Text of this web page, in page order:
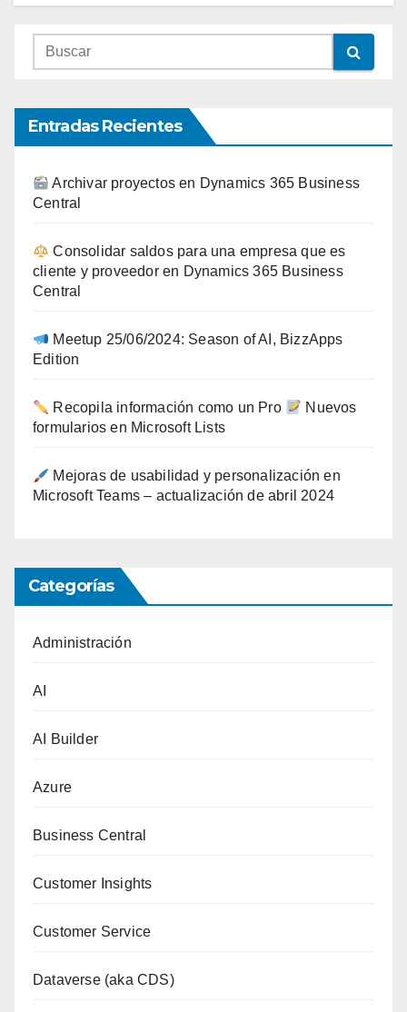
Entradas Recientes
Archivar proyectos en Dynamics 365 Business
Central
Consolidar saldos para una empresa que es
cliente y proveedor en Dynamics 365 Business
Central
Meetup 25/06/2024: Season of AI, BizzApps
Edition
Recopila información como un Pro
Nuevos
formularios en Microsoft Lists
Mejoras de usabilidad y personalización en
Microsoft Teams – actualización de abril 2024
Categorías
Administración
AI
AI Builder
Azure
Business Central
Customer Insights
Customer Service
Dataverse (aka CDS)